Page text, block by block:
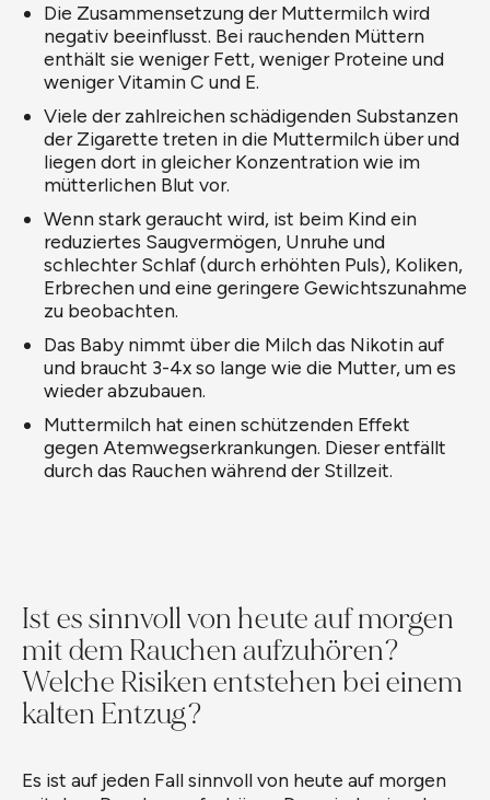
Die Zusammensetzung der Muttermilch wird
negativ beeinflusst. Bei rauchenden Müttern
enthält sie weniger Fett, weniger Proteine und
weniger Vitamin C und E.
Viele der zahlreichen schädigenden Substanzen
der Zigarette treten in die Muttermilch über und
liegen dort in gleicher Konzentration wie im
mütterlichen Blut vor.
Wenn stark geraucht wird, ist beim Kind ein
reduziertes Saugvermögen, Unruhe und
schlechter Schlaf (durch erhöhten Puls), Koliken,
Erbrechen und eine geringere Gewichtszunahme
zu beobachten.
Das Baby nimmt über die Milch das Nikotin auf
und braucht 3-4x so lange wie die Mutter, um es
wieder abzubauen.
Muttermilch hat einen schützenden Effekt
gegen Atemwegserkrankungen. Dieser entfällt
durch das Rauchen während der Stillzeit.
Ist es sinnvoll von heute auf morgen
mit dem Rauchen aufzuhören?
Welche Risiken entstehen bei einem
kalten Entzug?
Es ist auf jeden Fall sinnvoll von heute auf morgen